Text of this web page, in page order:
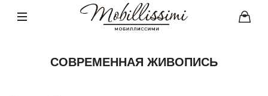
СОВРЕМЕННАЯ ЖИВОПИСЬ